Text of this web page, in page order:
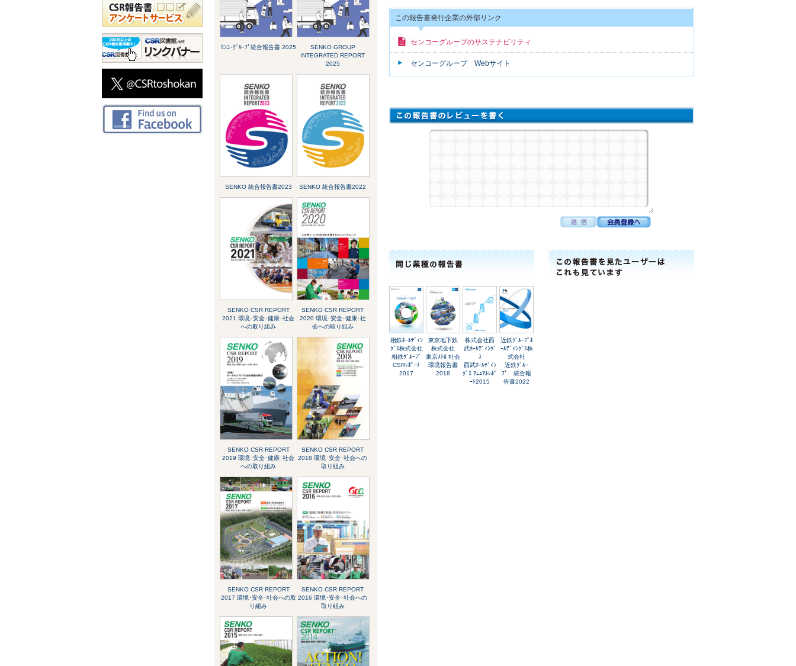
ｾﾝｺｰｸﾞﾙｰﾌﾟ統合報告書 2025
SENKO GROUP
INTEGRATED REPORT
2025
SENKO 統合報告書2023 SENKO 統合報告書2022
SENKO CSR REPORT
2021 環境･安全･健康･社会
への取り組み
SENKO CSR REPORT
2020 環境･安全･健康･社
会への取り組み
SENKO CSR REPORT
2019 環境･安全･健康･社会
への取り組み
SENKO CSR REPORT
2018 環境･安全･社会への
取り組み
SENKO CSR REPORT
2017 環境･安全･社会への取
り組み
SENKO CSR REPORT
2016 環境･安全･社会への
取り組み
この報告書発行企業の外部リンク
センコーグループのサステナビリティ
センコーグループ Webサイト
相鉄ﾎｰﾙﾃﾞｨﾝ
ｸﾞｽ株式会社
相鉄ｸﾞﾙｰﾌﾟ
CSRﾚﾎﾟｰﾄ
2017
東京地下鉄
株式会社
東京ﾒﾄﾛ 社会
環境報告書
2018
株式会社西
武ﾎｰﾙﾃﾞｨﾝｸﾞ
ｽ
西武ﾎｰﾙﾃﾞｨﾝ
ｸﾞｽ ｱﾆｭｱﾙﾚﾎﾟ
ｰﾄ2015
近鉄ｸﾞﾙｰﾌﾟﾎ
ｰﾙﾃﾞｨﾝｸﾞｽ株
式会社
近鉄ｸﾞﾙｰ
ﾌﾟ 統合報
告書2022